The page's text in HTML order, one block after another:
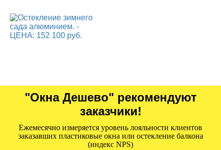
"Окна Дешево" рекомендуют
заказчики!
Ежемесячно измеряется уровень лояльности клиентов
заказавших пластиковые окна или остекление балкона
(индекс NPS)